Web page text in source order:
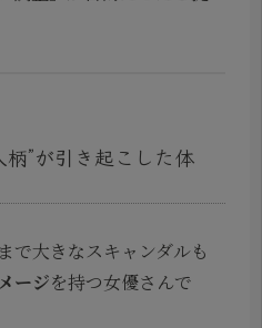
”が引き起こした体
で大きなスキャンダルも
ージを持つ女優さんで